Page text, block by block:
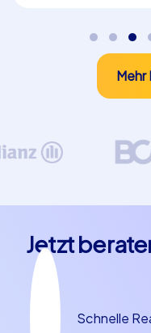
unverwechselbare
zu einem Rundum-
gleichzeitig lokale
Smart Touren
Bei CityHunters
Smart Touren
örtlichen Highlights
Gruppen strukturiert
dabei belehrend zu
Schatzsuche,
Mehr
Jetzt
Schnelle